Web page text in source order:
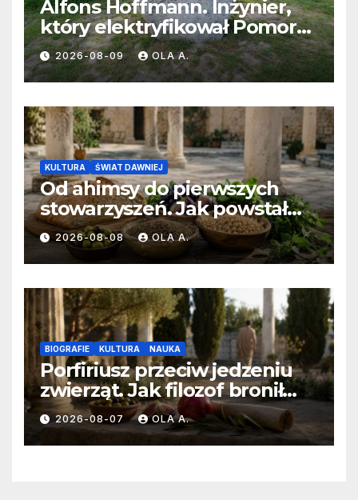
Alfons Hoffmann. Inżynier,
który elektryfikował Pomorze
i zmieniał II Rzeczpospolitą
2026-08-09 OLA A.
KULTURA ŚWIAT DAWNIEJ
Od ahimsy do pierwszych
stowarzyszeń. Jak powstał
wegetarianizm?
2026-08-08 OLA A.
BIOGRAFIE KULTURA NAUKA
Porfiriusz przeciw jedzeniu
zwierząt. Jak filozof bronił
diety bez mięsa?
2026-08-07 OLA A.